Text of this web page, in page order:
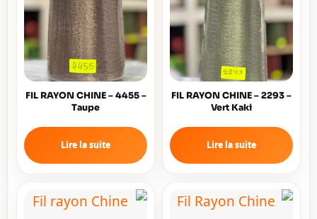
FIL RAYON CHINE – 2293 –
Vert Kaki
Lire la suite
FIL RAYON CHINE – 4455 –
Taupe
Lire la suite